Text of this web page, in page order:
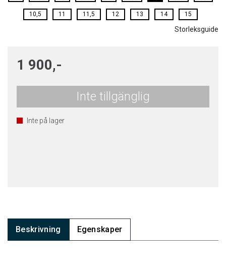
10,5 11 11,5 12 13 14 15
Storleksguide
1 900,-
Inte tillgänglig
Inte på lager
Beskrivning Egenskaper